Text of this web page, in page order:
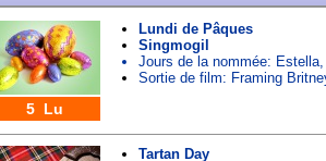
5 Lu
Lundi de Pâques
Singmogil
Jours de la nommée: Estella
Sortie de film: Framing
Tartan Day